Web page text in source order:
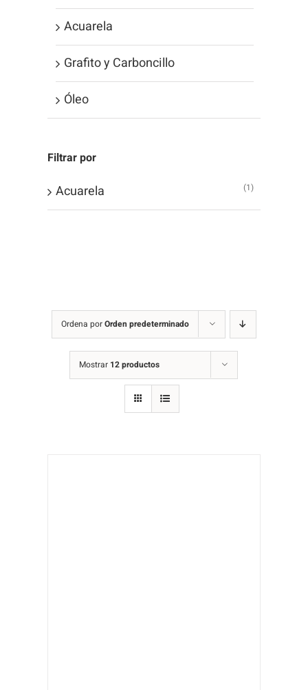
Ordena porOrden predeterminado
Mostrar 12 productos
Acuarela
Grafito y Carboncillo
Óleo
Filtrar por
Acuarela (1)